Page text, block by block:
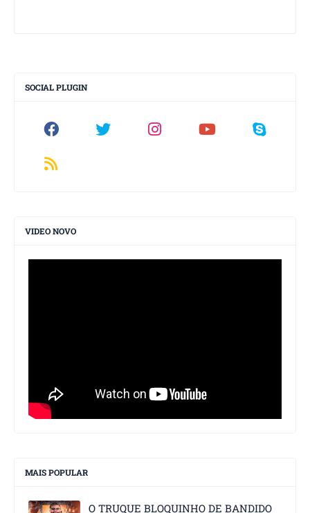
SOCIAL PLUGIN
VIDEO NOVO
MAIS POPULAR
O TRUQUE BLOQUINHO DE BANDIDO